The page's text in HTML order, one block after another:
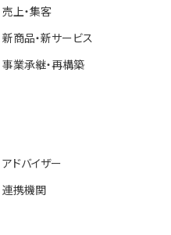
売上・集客
新商品・新サービス
事業承継・再構築
アドバイザー
連携機関